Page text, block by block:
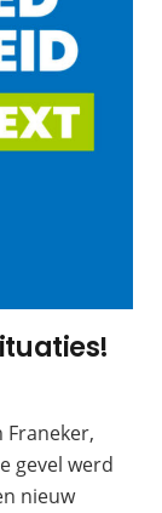
Franeker,
gevel werd
nieuw